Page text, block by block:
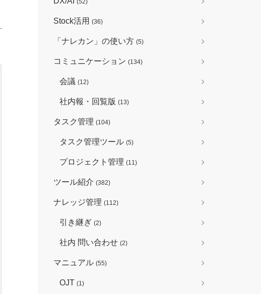
(52)
Stock活用 (36)
「ナレカン」の使い方 (5)
コミュニケーション (134)
会議 (12)
社内報・回覧版 (13)
タスク管理 (104)
タスク管理ツール (5)
プロジェクト管理 (11)
ツール紹介 (382)
ナレッジ管理 (112)
引き継ぎ (2)
社内 問い合わせ (2)
マニュアル (55)
OJT (1)